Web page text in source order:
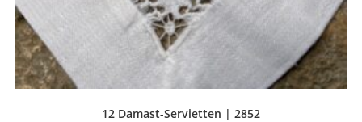
12 Damast-Servietten | 2852